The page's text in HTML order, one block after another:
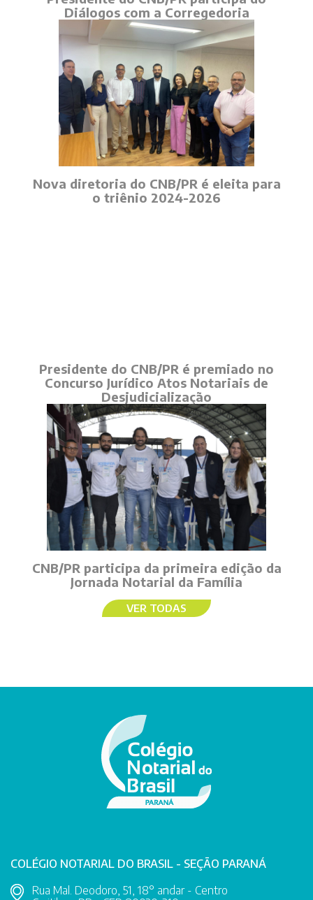
Diálogos com a Corregedoria
Nova diretoria do CNB/PR é eleita para
o triênio 2024-2026
Presidente do CNB/PR é premiado no
Concurso Jurídico Atos Notariais de
Desjudicialização
CNB/PR participa da primeira edição da
Jornada Notarial da Família
VER TODAS
COLÉGIO NOTARIAL DO BRASIL - SEÇÃO PARANÁ
Rua Mal. Deodoro, 51, 18° andar - Centro